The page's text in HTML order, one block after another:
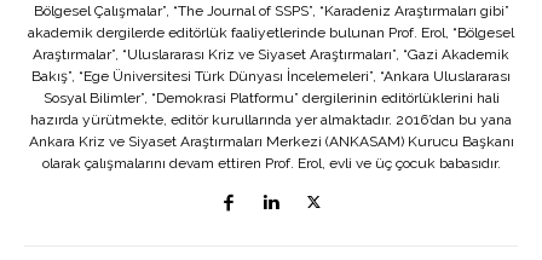
Bölgesel Çalışmalar”, “The Journal of SSPS”, “Karadeniz Araştırmaları gibi”
akademik dergilerde editörlük faaliyetlerinde bulunan Prof. Erol, “Bölgesel
Araştırmalar”, “Uluslararası Kriz ve Siyaset Araştırmaları”, “Gazi Akademik
Bakış”, “Ege Üniversitesi Türk Dünyası İncelemeleri”, “Ankara Uluslararası
Sosyal Bilimler”, “Demokrasi Platformu” dergilerinin editörlüklerini hali
hazırda yürütmekte, editör kurullarında yer almaktadır. 2016’dan bu yana
Ankara Kriz ve Siyaset Araştırmaları Merkezi (ANKASAM) Kurucu Başkanı
olarak çalışmalarını devam ettiren Prof. Erol, evli ve üç çocuk babasıdır.